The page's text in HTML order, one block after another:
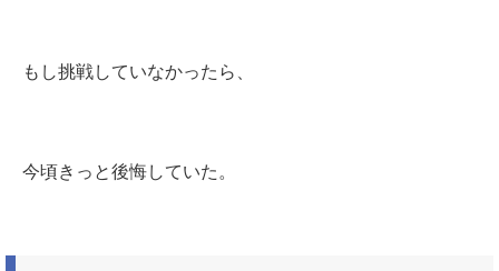
もし挑戦していなかったら、
今頃きっと後悔していた。